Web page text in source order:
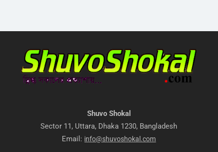
Shuvo Shokal
Sector 11, Uttara, Dhaka 1230, Bangladesh
Email: info@shuvoshokal.com